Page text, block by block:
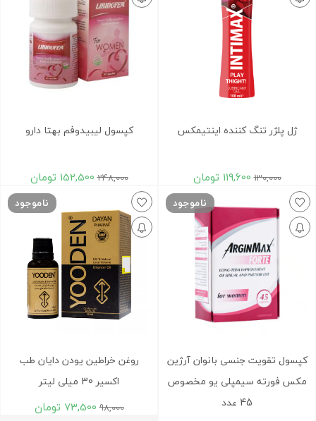
ژل پلژر تنگ کننده اینتیمکس
130,000
119,600 تومان
کپسول لیبیدوفم بهتا دارو
248,000
152,500 تومان
ناموجود
کپسول تقویت جنسی بانوان آرژین
مکس فورته سیمپلی یو مخصوص
45 عدد
ناموجود
روغن خراطین یودن دایان طب
اکسیر 30 میلی لیتر
98,000
73,500 تومان